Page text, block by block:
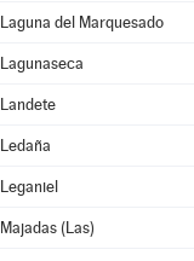
Laguna del Marquesado
Lagunaseca
Landete
Ledaña
Leganiel
Majadas (Las)